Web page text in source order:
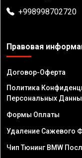
+998998702720
Правовая
Договор-Оферта
Политика
Персональных
Формы Оплаты
Удаление Сажевого
Чип Тюнинг BMW